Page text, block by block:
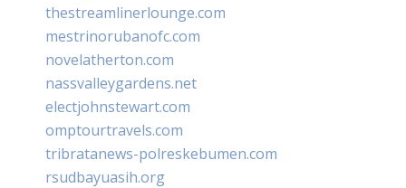
thestreamlinerlounge.com
mestrinorubanofc.com
novelatherton.com
nassvalleygardens.net
electjohnstewart.com
omptourtravels.com
tribratanews-polreskebumen.com
rsudbayuasih.org